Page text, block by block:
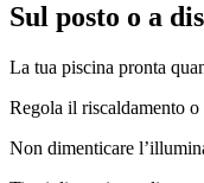
Sul posto o a
La tua piscina pronta
Regola il riscaldamento
Non dimenticare